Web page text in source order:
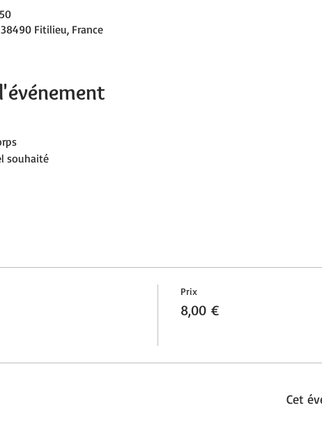
Fitilieu, France
souhaité
Prix
8,00 €
Cet